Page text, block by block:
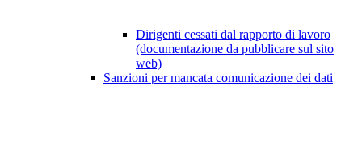
Dirigenti cessati dal rapporto di lavoro
(documentazione da pubblicare sul sito
web)
Sanzioni per mancata comunicazione dei dati